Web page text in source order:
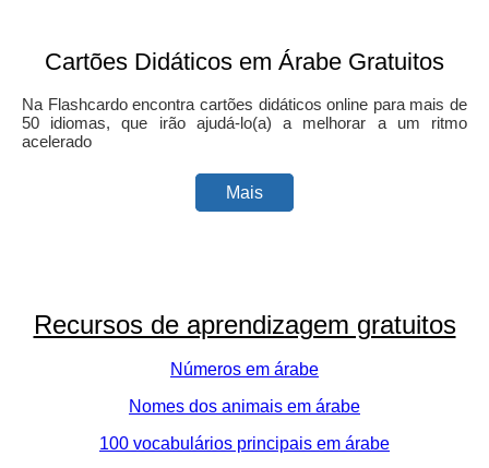
Cartões Didáticos em Árabe Gratuitos
Na Flashcardo encontra cartões didáticos online para mais de
50 idiomas, que irão ajudá-lo(a) a melhorar a um ritmo
acelerado
Mais
Recursos de aprendizagem gratuitos
Números em árabe
Nomes dos animais em árabe
100 vocabulários principais em árabe